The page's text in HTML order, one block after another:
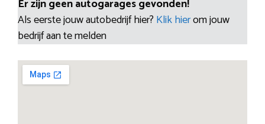
Er zijn geen autogarages gevonden!
Als eerste jouw autobedrijf hier? Klik hierom jouw
bedrijf aan te melden